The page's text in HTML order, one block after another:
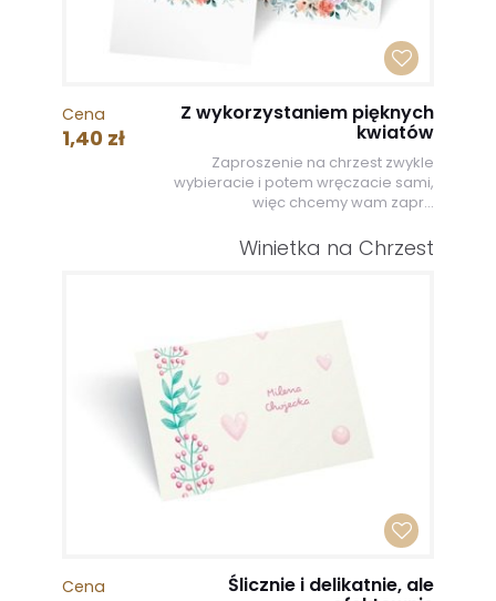
Cena
1,40 zł
Z wykorzystaniem pięknych
kwiatów
Zaproszenie na chrzest zwykle
wybieracie i potem wręczacie sami,
więc chcemy wam zapr...
Winietka na Chrzest
Cena Ślicznie i delikatnie, ale